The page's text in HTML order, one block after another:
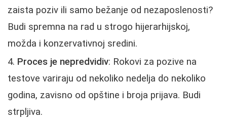
zaista poziv ili samo bežanje od nezaposlenosti?
Budi spremna na rad u strogo hijerarhijskoj,
možda i konzervativnoj sredini.
Proces je nepredvidiv: Rokovi za pozive na
testove variraju od nekoliko nedelja do nekoliko
godina, zavisno od opštine i broja prijava. Budi
strpljiva.